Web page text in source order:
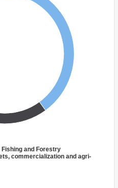
Fishing and Forestry
commercialization and agri-